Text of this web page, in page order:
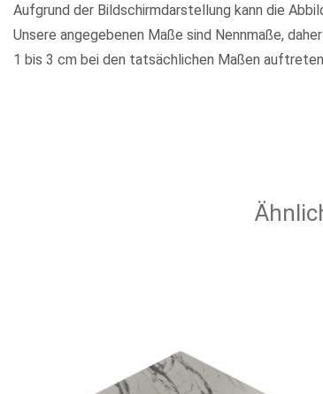
Aufgrund der Bildschirmdarstellung kann die
Unsere angegebenen Maße sind Nennmaße,
1 bis 3 cm bei den tatsächlichen Maßen